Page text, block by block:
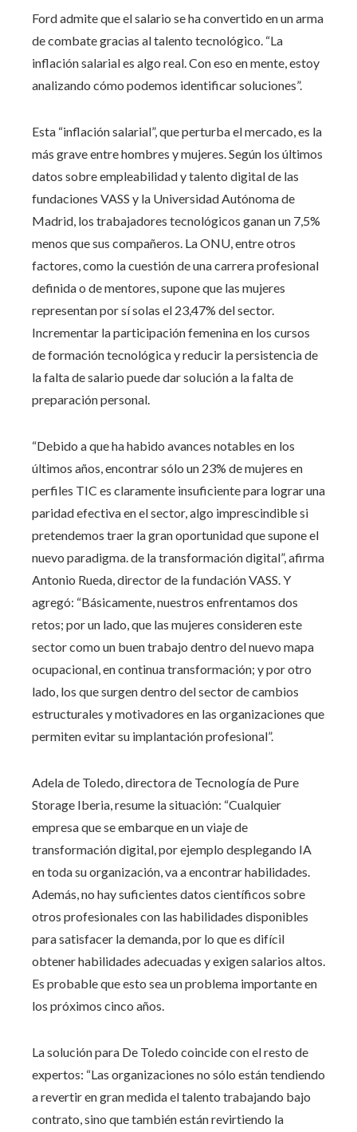
Ford admite que el salario se ha convertido en un arma
de combate gracias al talento tecnológico. “La
inflación salarial es algo real. Con eso en mente, estoy
analizando cómo podemos identificar soluciones”.
Esta “inflación salarial”, que perturba el mercado, es la
más grave entre hombres y mujeres. Según los últimos
datos sobre empleabilidad y talento digital de las
fundaciones VASS y la Universidad Autónoma de
Madrid, los trabajadores tecnológicos ganan un 7,5%
menos que sus compañeros. La ONU, entre otros
factores, como la cuestión de una carrera profesional
definida o de mentores, supone que las mujeres
representan por sí solas el 23,47% del sector.
Incrementar la participación femenina en los cursos
de formación tecnológica y reducir la persistencia de
la falta de salario puede dar solución a la falta de
preparación personal.
“Debido a que ha habido avances notables en los
últimos años, encontrar sólo un 23% de mujeres en
perfiles TIC es claramente insuficiente para lograr una
paridad efectiva en el sector, algo imprescindible si
pretendemos traer la gran oportunidad que supone el
nuevo paradigma. de la transformación digital”, afirma
Antonio Rueda, director de la fundación VASS. Y
agregó: “Básicamente, nuestros enfrentamos dos
retos; por un lado, que las mujeres consideren este
sector como un buen trabajo dentro del nuevo mapa
ocupacional, en continua transformación; y por otro
lado, los que surgen dentro del sector de cambios
estructurales y motivadores en las organizaciones que
permiten evitar su implantación profesional”.
Adela de Toledo, directora de Tecnología de Pure
Storage Iberia, resume la situación: “Cualquier
empresa que se embarque en un viaje de
transformación digital, por ejemplo desplegando IA
en toda su organización, va a encontrar habilidades.
Además, no hay suficientes datos científicos sobre
otros profesionales con las habilidades disponibles
para satisfacer la demanda, por lo que es difícil
obtener habilidades adecuadas y exigen salarios altos.
Es probable que esto sea un problema importante en
los próximos cinco años.
La solución para De Toledo coincide con el resto de
expertos: “Las organizaciones no sólo están tendiendo
a revertir en gran medida el talento trabajando bajo
contrato, sino que también están revirtiendo la